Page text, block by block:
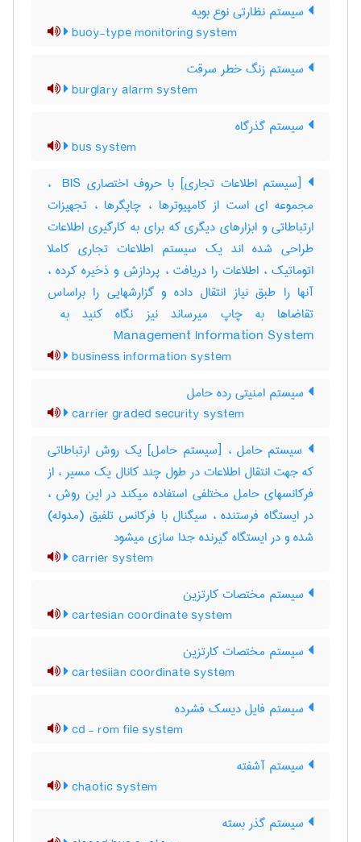
سیستم نظارتی نوع بویه
buoy-type monitoring system
سیستم زنگ خطر سرقت
burglary alarm system
سیستم گذرگاه
bus system
[سیستم اطلاعات تجاری] با حروف اختصاری ‎ BIS ،
مجموعه ای است از کامپیوترها ، چاپگرها ، تجهیزات
ارتباطاتی و ابزارهای دیگری که برای به کارگیری اطلاعات
طراحی شده اند یک سیستم اطلاعات تجاری کاملا
اتوماتیک ، اطلاعات را دریافت ، پردازش و ذخیره کرده ،
آنها را طبق نیاز انتقال داده و گزارشهایی را براساس
Management Information System
business information system
سیستم امنیتی رده حامل
carrier graded security system
سیستم حامل ، [سیستم حامل] یک روش ارتباطاتی
که جهت انتقال اطلاعات در طول چند کانال یک مسیر ، از
فرکانسهای حامل مختلفی استفاده میکند در این روش ،
در ایستگاه فرستنده ، سیگنال با فرکانس تلفیق (مدوله)
شده و در ایستگاه گیرنده جدا سازی میشود
carrier system
سیستم مختصات کارتزین
cartesian coordinate system
سیستم مختصات کارتزین
cartesiian coordinate system
سیستم فایل دیسک فشرده
cd - rom file system
سیستم آشفته
chaotic system
سیستم گذر بسته